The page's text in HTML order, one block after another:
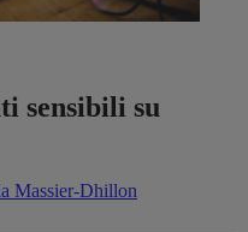
sensibili su
Massier-Dhillon